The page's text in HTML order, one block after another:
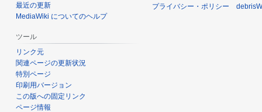
最近の更新
MediaWiki についてのヘルプ
ツール
リンク元
関連ページの更新状況
特別ページ
印刷用バージョン
この版への固定リンク
ページ情報
プライバシー・ポリシー